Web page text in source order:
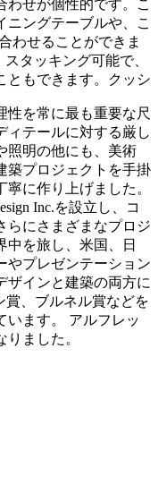
わせが個性的です。こ
ニングテーブルや、こ
わせることができま
タッキング可能で、
ともできます。クッシ
性を常に最も重要な尺
ィテールに対する厳し
照明の他にも、美術
築プロジェクトを手掛
寧に作り上げました。
Inc.を設立し、コ
らにさまざまなプロジ
中を旅し、米国、日
やプレゼンテーション
ザインと建築の両方に
賞、ブルネル賞などを
います。 アルフレッ
りました。